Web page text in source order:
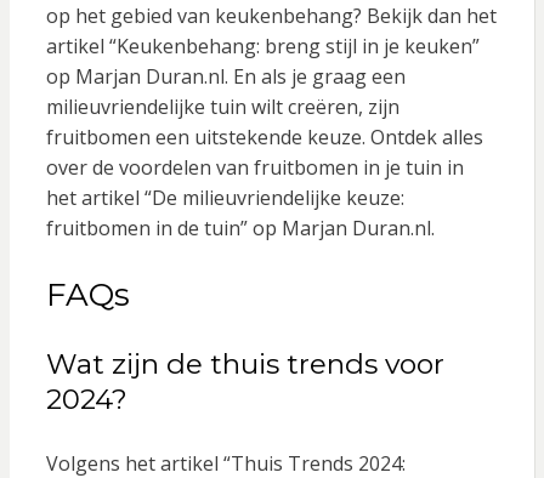
op het gebied van keukenbehang? Bekijk dan het
artikel “Keukenbehang: breng stijl in je keuken”
op Marjan Duran.nl. En als je graag een
milieuvriendelijke tuin wilt creëren, zijn
fruitbomen een uitstekende keuze. Ontdek alles
over de voordelen van fruitbomen in je tuin in
het artikel “De milieuvriendelijke keuze:
fruitbomen in de tuin” op Marjan Duran.nl.
FAQs
Wat zijn de thuis trends voor
2024?
Volgens het artikel “Thuis Trends 2024: